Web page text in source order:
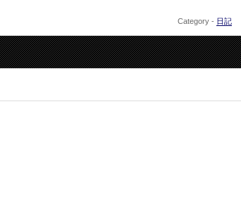
Category - 日記